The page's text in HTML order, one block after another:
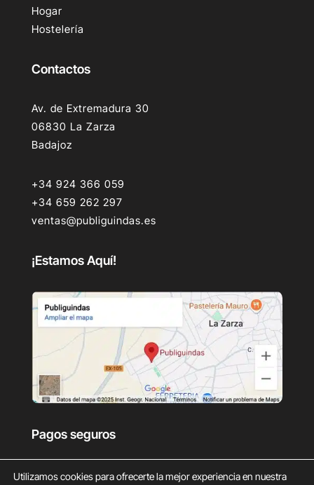
Hogar
Hostelería
Contactos
Av. de Extremadura 30
06830 La Zarza
Badajoz
+34 924 366 059
+34 659 262 297
ventas@publiguindas.es
¡Estamos Aquí!
Pagos seguros
Utilizamos cookies para ofrecerte la mejor experiencia en nuestra